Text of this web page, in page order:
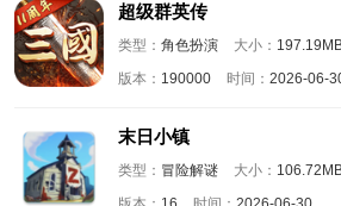
超级群英传
类型： 角色扮演 大小：
版本： 190000 时间： 2026-06-
末日小镇
类型： 冒险解谜 大小：